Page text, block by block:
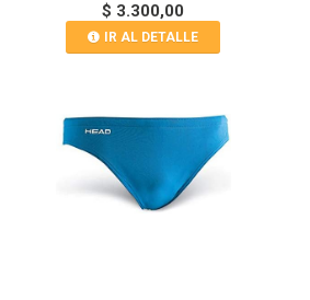
$ 3.300,00
IR AL DETALLE